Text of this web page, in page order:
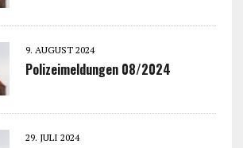
9. AUGUST 2024
Polizeimeldungen 08/2024
29. JULI 2024